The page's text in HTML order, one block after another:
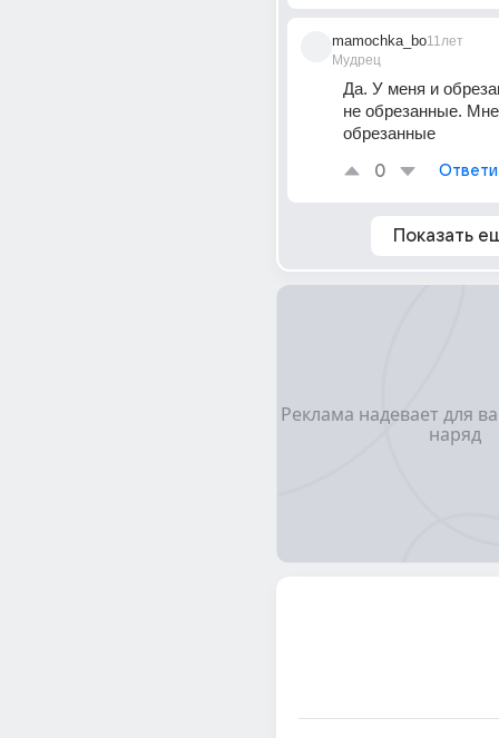
mamochka_bo
Мудрец
11лет
Да. У меня и
не обрезанные.
обрезанные
0
Показать